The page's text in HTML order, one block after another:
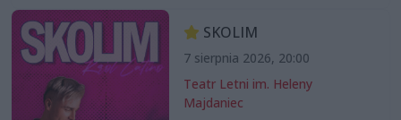
SKOLIM
7 sierpnia 2026, 20:00
Teatr Letni im. Heleny
Majdaniec